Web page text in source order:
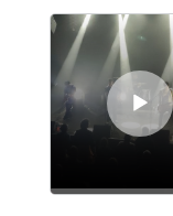
Lecteur audio